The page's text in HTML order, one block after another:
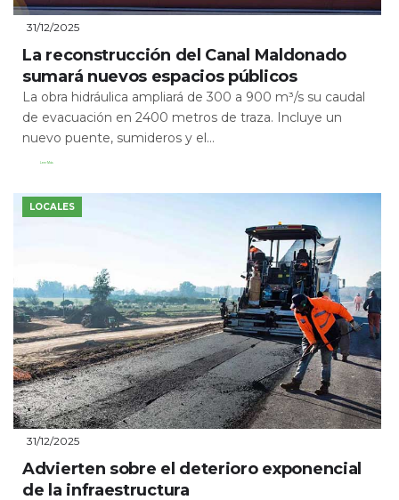
31/12/2025
La reconstrucción del Canal Maldonado
sumará nuevos espacios públicos
La obra hidráulica ampliará de 300 a 900 m³/s su caudal
de evacuación en 2400 metros de traza. Incluye un
nuevo puente, sumideros y el...
Leer Más
LOCALES
31/12/2025
Advierten sobre el deterioro exponencial
de la infraestructura